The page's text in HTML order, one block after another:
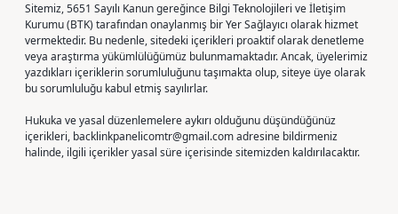
Sitemiz, 5651 Sayılı Kanun gereğince Bilgi Teknolojileri ve İletişim
Kurumu (BTK) tarafından onaylanmış bir Yer Sağlayıcı olarak hizmet
vermektedir. Bu nedenle, sitedeki içerikleri proaktif olarak denetleme
veya araştırma yükümlülüğümüz bulunmamaktadır. Ancak, üyelerimiz
yazdıkları içeriklerin sorumluluğunu taşımakta olup, siteye üye olarak
bu sorumluluğu kabul etmiş sayılırlar.
Hukuka ve yasal düzenlemelere aykırı olduğunu düşündüğünüz
içerikleri, backlinkpanelicomtr@gmail.comadresine bildirmeniz
halinde, ilgili içerikler yasal süre içerisinde sitemizden kaldırılacaktır.